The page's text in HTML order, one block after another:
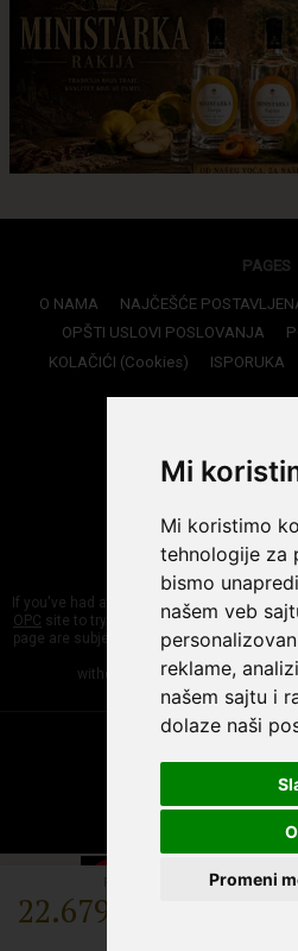
Mi
Mi koristimo
tehnologije za
bismo
našem veb
reklame,
našem sajtu i
dolaze naši
Promeni
PAGES
O NAMA NAJČEŠĆE
OPŠTI USLOVI POSLOVANJA
KOLAČIĆI (Cookies)
ISPORUKA
Phone:
E-mail:
If you've had a problem with something
ОРС site to try to reach an out-of-court
page are subject to changes. The
without this being necessarily
Copyright © 2019. All
powered by
22.679,00 RSD